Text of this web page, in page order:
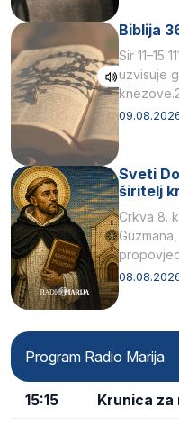
Biblija
Sir 11–15
uzvisuje
njegovui…
Sveti
širitelj
Crkva 8.
Svojim
Program Radio Marija
15:15 Krunica za